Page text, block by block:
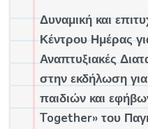
Δυναμική και
Κέντρου Ημέρας
Αναπτυξιακές
στην εκδήλωση
παιδιών και
Together» του